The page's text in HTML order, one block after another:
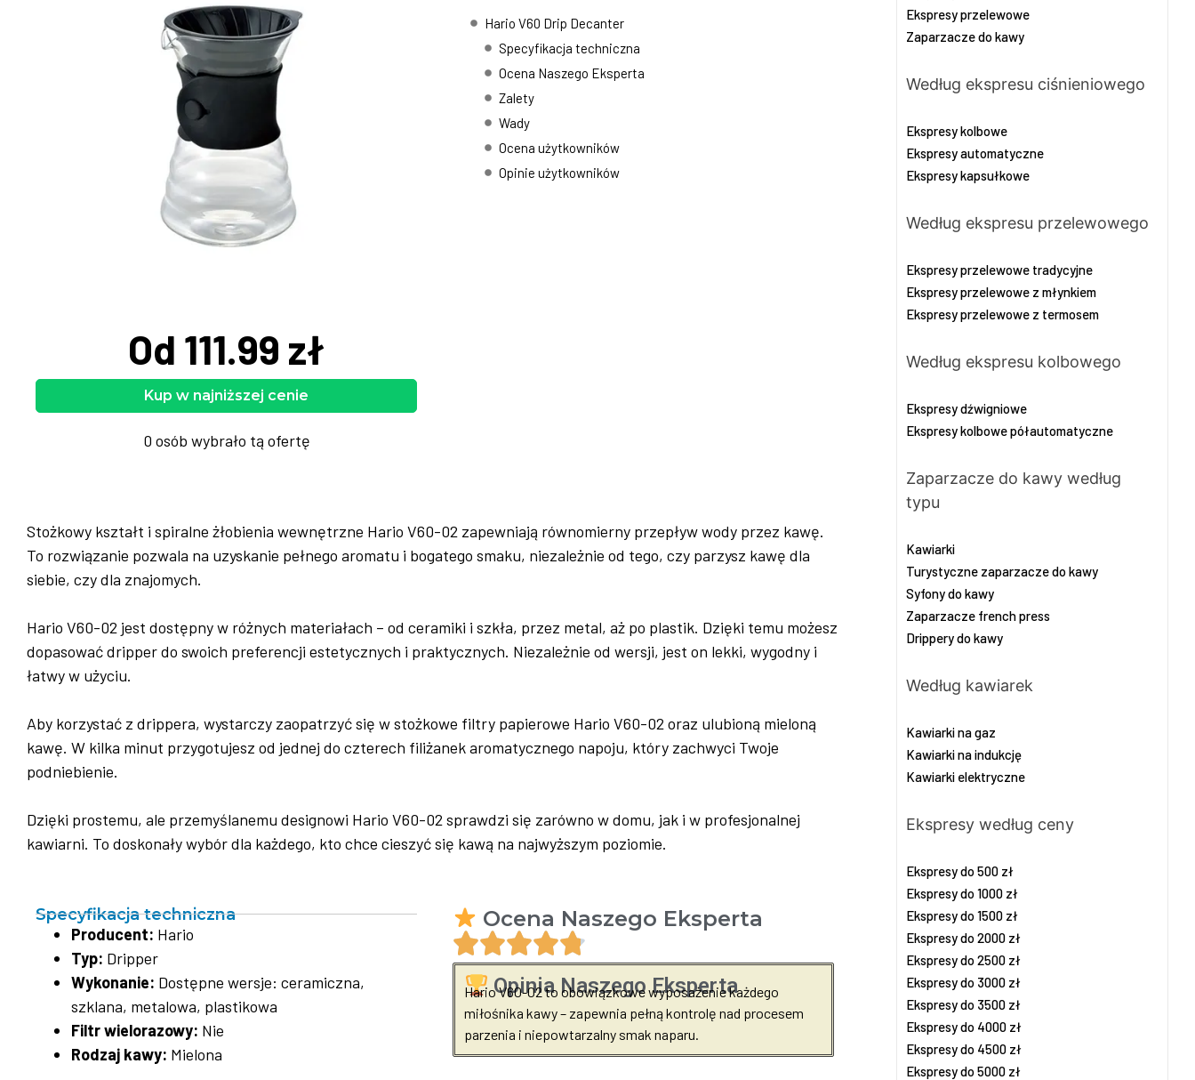
Od 111.99 zł
Kup w najniższej cenie
0 osób wybrało tą ofertę
Hario V60 Drip Decanter
Specyfikacja techniczna
Ocena Naszego Eksperta
Zalety
Wady
Ocena użytkowników
Opinie użytkowników
Stożkowy kształt i spiralne żłobienia wewnętrzne Hario V60-02 zapewniają równomierny przepływ wody przez kawę.
To rozwiązanie pozwala na uzyskanie pełnego aromatu i bogatego smaku, niezależnie od tego, czy parzysz kawę dla
siebie, czy dla znajomych.
Hario V60-02 jest dostępny w różnych materiałach – od ceramiki i szkła, przez metal, aż po plastik. Dzięki temu możesz
dopasować dripper do swoich preferencji estetycznych i praktycznych. Niezależnie od wersji, jest on lekki, wygodny i
łatwy w użyciu.
Aby korzystać z drippera, wystarczy zaopatrzyć się w stożkowe filtry papierowe Hario V60-02 oraz ulubioną mieloną
kawę. W kilka minut przygotujesz od jednej do czterech filiżanek aromatycznego napoju, który zachwyci Twoje
podniebienie.
Dzięki prostemu, ale przemyślanemu designowi Hario V60-02 sprawdzi się zarówno w domu, jak i w profesjonalnej
kawiarni. To doskonały wybór dla każdego, kto chce cieszyć się kawą na najwyższym poziomie.
Specyfikacja techniczna
Producent: Hario
Typ: Dripper
Wykonanie: Dostępne wersje: ceramiczna,
szklana, metalowa, plastikowa
Filtr wielorazowy: Nie
Rodzaj kawy: Mielona
Ocena Naszego Eksperta
Opinia Naszego Eksperta
Hario V60-02 to obowiązkowe wyposażenie każdego
miłośnika kawy – zapewnia pełną kontrolę nad procesem
parzenia i niepowtarzalny smak naparu.
Ekspresy przelewowe
Zaparzacze do kawy
Według ekspresu ciśnieniowego
Ekspresy kolbowe
Ekspresy automatyczne
Ekspresy kapsułkowe
Według ekspresu przelewowego
Ekspresy przelewowe tradycyjne
Ekspresy przelewowe z młynkiem
Ekspresy przelewowe z termosem
Według ekspresu kolbowego
Ekspresy dźwigniowe
Ekspresy kolbowe półautomatyczne
Zaparzacze do kawy według
typu
Kawiarki
Turystyczne zaparzacze do kawy
Syfony do kawy
Zaparzacze french press
Drippery do kawy
Według kawiarek
Kawiarki na gaz
Kawiarki na indukcję
Kawiarki elektryczne
Ekspresy według ceny
Ekspresy do 500 zł
Ekspresy do 1000 zł
Ekspresy do 1500 zł
Ekspresy do 2000 zł
Ekspresy do 2500 zł
Ekspresy do 3000 zł
Ekspresy do 3500 zł
Ekspresy do 4000 zł
Ekspresy do 4500 zł
Ekspresy do 5000 zł